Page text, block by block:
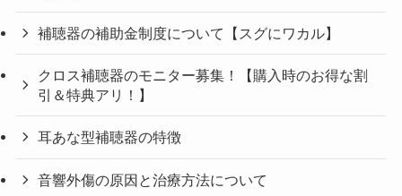
補聴器の補助金制度について【スグにワカル】
クロス補聴器のモニター募集！【購入時のお得な割
引＆特典アリ！】
耳あな型補聴器の特徴
音響外傷の原因と治療方法について